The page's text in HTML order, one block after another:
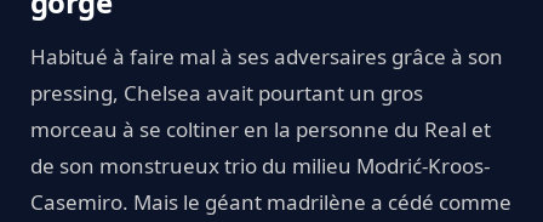
Habitué à faire mal à ses adversaires grâce à son
pressing, Chelsea avait pourtant un gros
morceau à se coltiner en la personne du Real et
de son monstrueux trio du milieu Modrić-Kroos-
Casemiro. Mais le géant madrilène a cédé comme